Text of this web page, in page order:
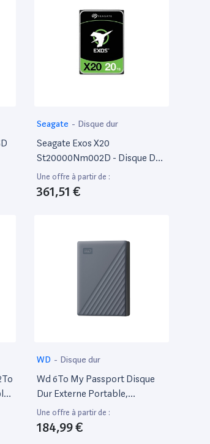
Seagate - Disque dur
Seagate Exos X20
St20000Nm002D - Disque Dur
- 20To - Interne - Sas 12Gb/S -
7200 Tours/Min - Mémoire
Tampon : 256 Mo
Une offre à partir de :
361,51 €
WD - Disque dur
Wd 6To My Passport Disque
Dur Externe Portable,
Fonctionne Avec Appareils
Usb-C Et Usb-A, Parfait Pour
Sauvegarde Et Stockage,
Une offre à partir de :
184,99 €